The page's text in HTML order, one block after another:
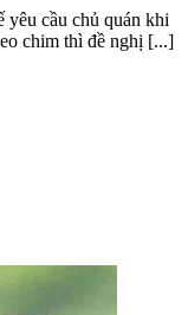
cầu chủ quán khi
chim thì đề nghị [...]